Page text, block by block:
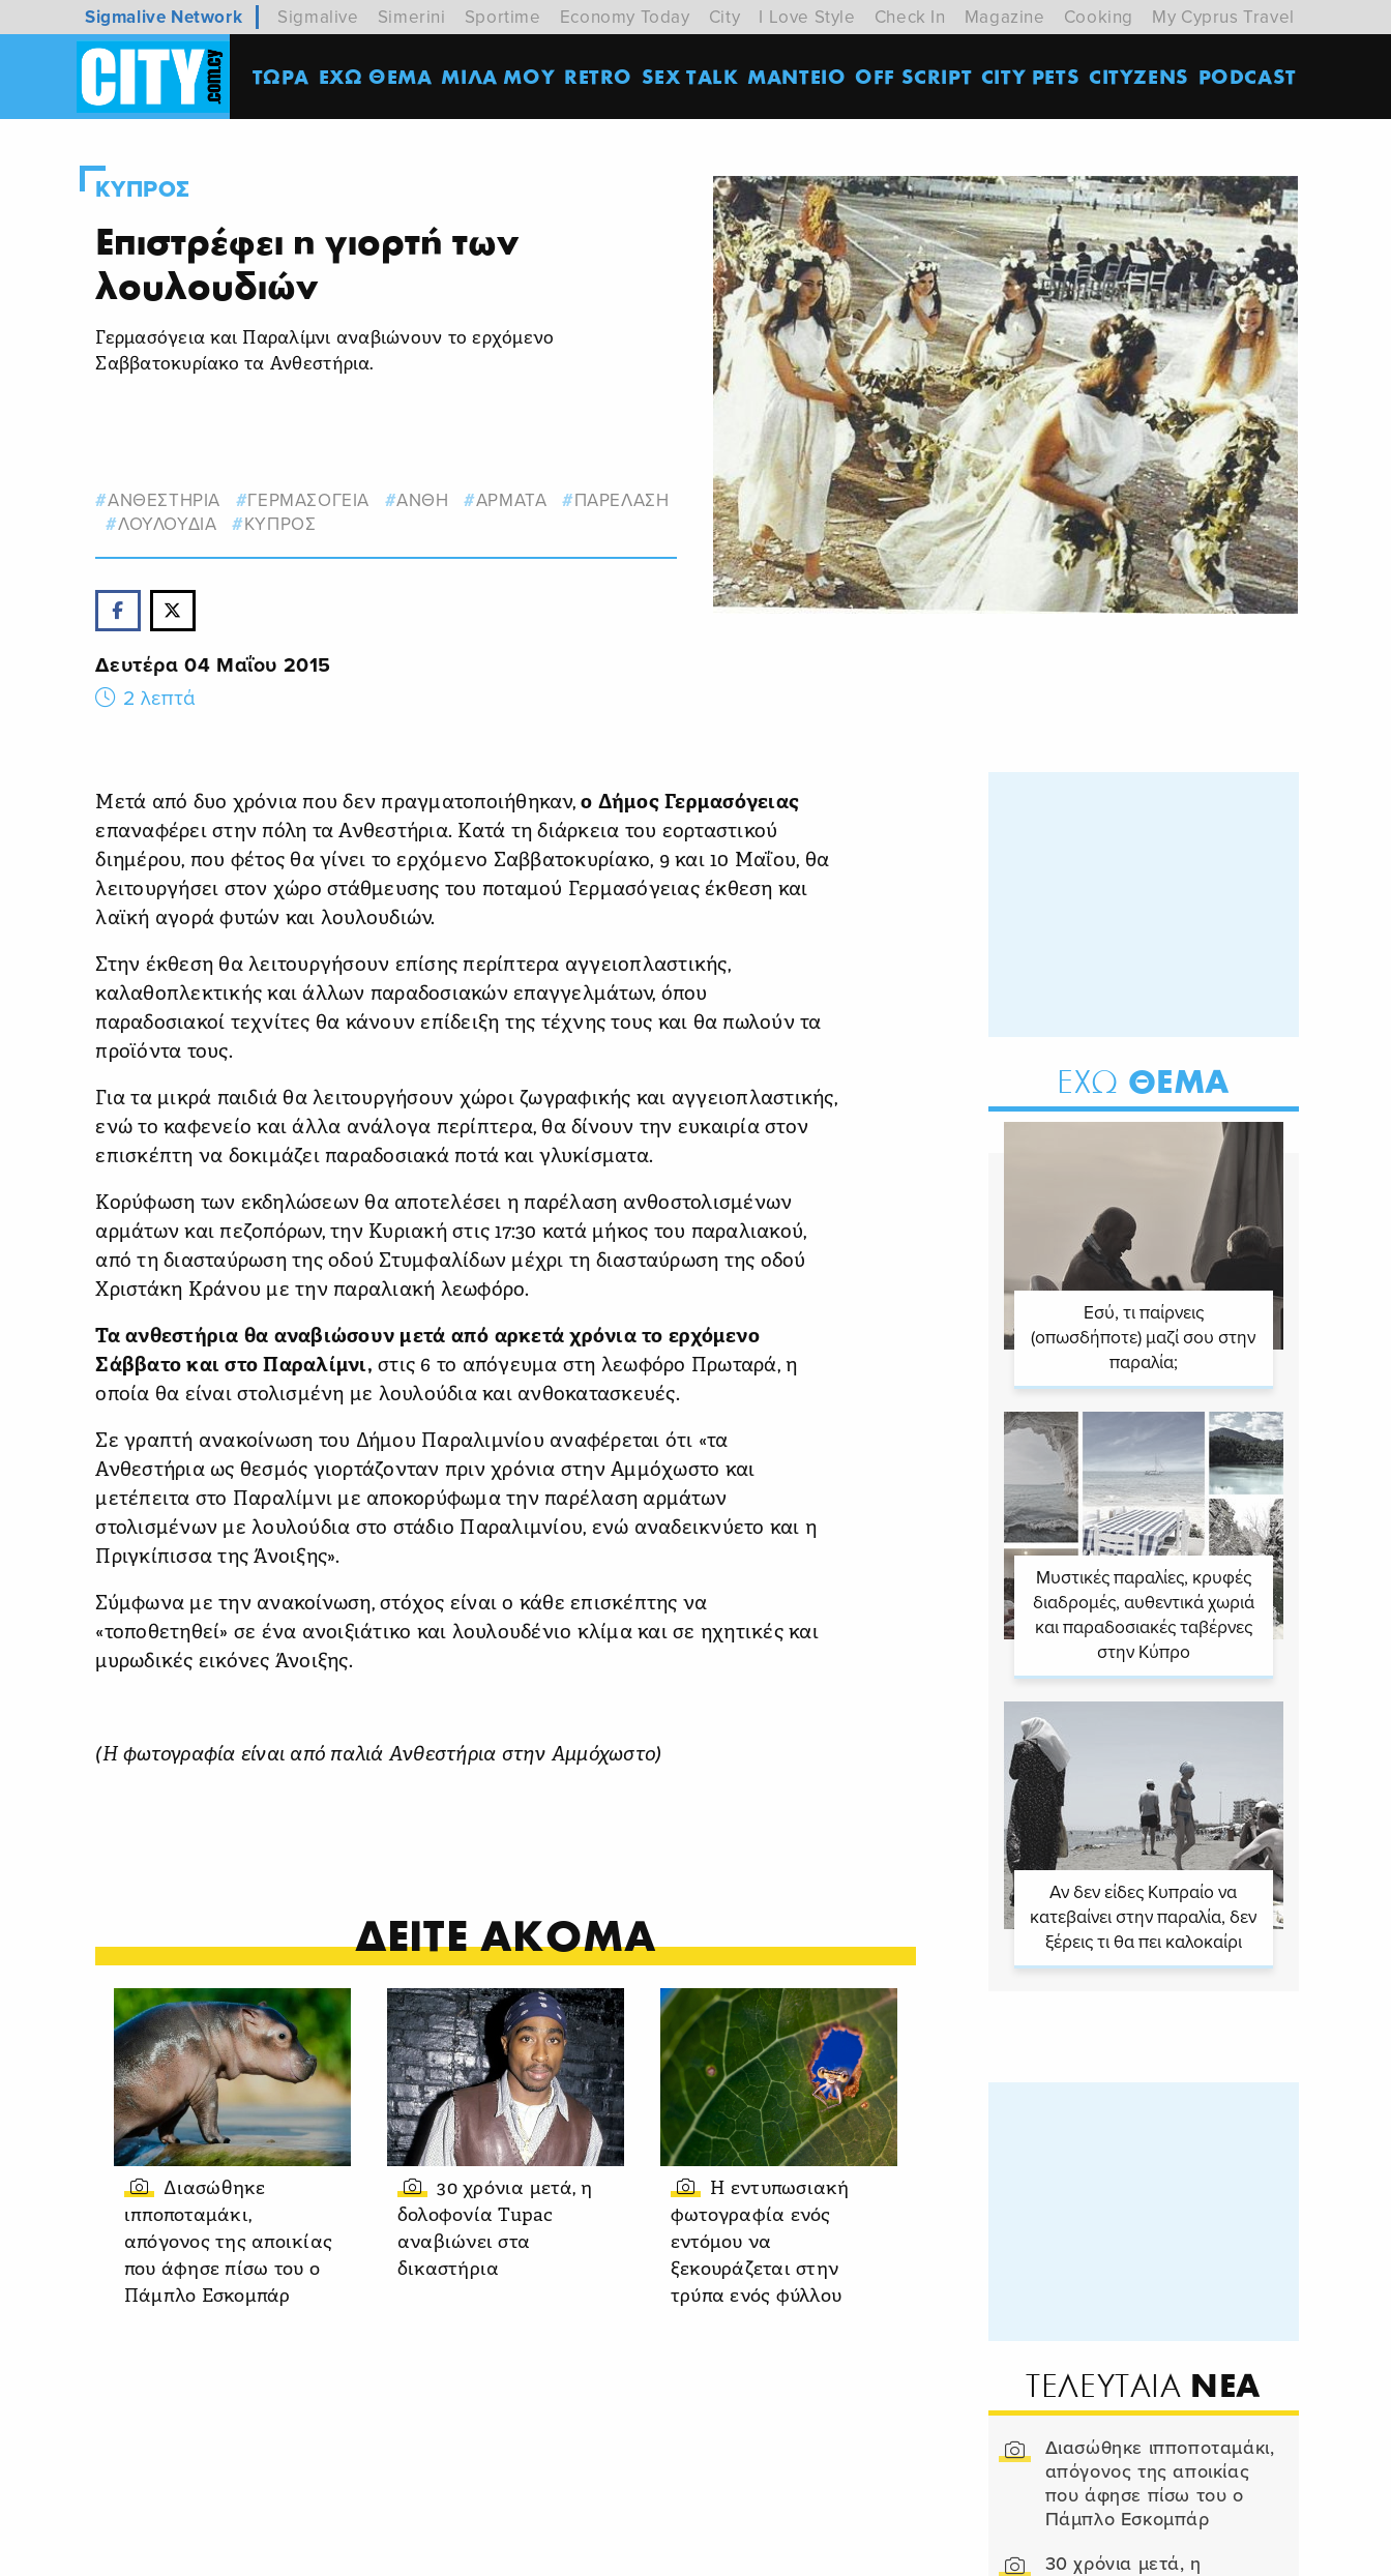
Sigmalive Network Sigmalive Simerini Sportime Economy Today City I Love Style Check In Magazine Cooking My Cyprus Travel
ΤΩΡΑ ΕΧΩ ΘΕΜΑ MΙΛΑ ΜΟΥ RETRO SEX TALK ΜΑΝΤΕΙΟ OFF SCRIPT CITY PETS CITYZENS PODCAST
ΚΥΠΡΟΣ
Επιστρέφει η γιορτή των
λουλουδιών
Γερμασόγεια και Παραλίμνι αναβιώνουν το ερχόμενο
Σαββατοκυρίακο τα Ανθεστήρια.
ΑΝΘΕΣΤΗΡΙΑ ΓΕΡΜΑΣΟΓΕΙΑ ΑΝΘΗ ΑΡΜΑΤΑ
ΠΑΡΕΛΑΣΗ
ΛΟΥΛΟΥΔΙΑ
ΚΥΠΡΟΣ
Δευτέρα 04 Μαΐου 2015
2 λεπτά
Μετά από δυο χρόνια που δεν πραγματοποιήθηκαν,ο Δήμος Γερμασόγειας
επαναφέρει στην πόλη τα Ανθεστήρια. Κατά τη διάρκεια του εορταστικού
διημέρου, που φέτος θα γίνει το ερχόμενο Σαββατοκυρίακο, 9 και 10 Μαΐου, θα
λειτουργήσει στον χώρο στάθμευσης του ποταμού Γερμασόγειας έκθεση και
λαϊκή αγορά φυτών και λουλουδιών.
Στην έκθεση θα λειτουργήσουν επίσης περίπτερα αγγειοπλαστικής,
καλαθοπλεκτικής και άλλων παραδοσιακών επαγγελμάτων, όπου
παραδοσιακοί τεχνίτες θα κάνουν επίδειξη της τέχνης τους και θα πωλούν τα
προϊόντα τους.
Για τα μικρά παιδιά θα λειτουργήσουν χώροι ζωγραφικής και αγγειοπλαστικής,
ενώ το καφενείο και άλλα ανάλογα περίπτερα, θα δίνουν την ευκαιρία στον
επισκέπτη να δοκιμάζει παραδοσιακά ποτά και γλυκίσματα.
Κορύφωση των εκδηλώσεων θα αποτελέσει η παρέλαση ανθοστολισμένων
αρμάτων και πεζοπόρων, την Κυριακή στις 17:30 κατά μήκος του παραλιακού,
από τη διασταύρωση της οδού Στυμφαλίδων μέχρι τη διασταύρωση της οδού
Χριστάκη Κράνου με την παραλιακή λεωφόρο.
Τα ανθεστήρια θα αναβιώσουν μετά από αρκετά χρόνια το ερχόμενο
Σάββατο και στο Παραλίμνι, στις 6 το απόγευμα στη λεωφόρο Πρωταρά, η
οποία θα είναι στολισμένη με λουλούδια και ανθοκατασκευές.
Σε γραπτή ανακοίνωση του Δήμου Παραλιμνίου αναφέρεται ότι «τα
Ανθεστήρια ως θεσμός γιορτάζονταν πριν χρόνια στην Αμμόχωστο και
μετέπειτα στο Παραλίμνι με αποκορύφωμα την παρέλαση αρμάτων
στολισμένων με λουλούδια στο στάδιο Παραλιμνίου, ενώ αναδεικνύετο και η
Πριγκίπισσα της Άνοιξης».
Σύμφωνα με την ανακοίνωση, στόχος είναι ο κάθε επισκέπτης να
«τοποθετηθεί» σε ένα ανοιξιάτικο και λουλουδένιο κλίμα και σε ηχητικές και
μυρωδικές εικόνες Άνοιξης.
(Η φωτογραφία είναι από παλιά Ανθεστήρια στην Αμμόχωστο)
ΔΕΙΤΕ ΑΚΟΜΑ
Διασώθηκε
ιπποποταμάκι,
απόγονος της αποικίας
που άφησε πίσω του ο
Πάμπλο Εσκομπάρ
30 χρόνια μετά, η
δολοφονία Tupac
αναβιώνει στα
δικαστήρια
Η εντυπωσιακή
φωτογραφία ενός
εντόμου να
ξεκουράζεται στην
τρύπα ενός φύλλου
ΕΧΩ ΘΕΜΑ
Εσύ, τι παίρνεις
(οπωσδήποτε) μαζί σου στην
παραλία;
Μυστικές παραλίες, κρυφές
διαδρομές, αυθεντικά χωριά
και παραδοσιακές ταβέρνες
στην Κύπρο
Αν δεν είδες Κυπραίο να
κατεβαίνει στην παραλία, δεν
ξέρεις τι θα πει καλοκαίρι
ΤΕΛΕΥΤΑΙΑ ΝΕΑ
Διασώθηκε ιπποποταμάκι,
απόγονος της αποικίας
που άφησε πίσω του ο
Πάμπλο Εσκομπάρ
30 χρόνια μετά, η